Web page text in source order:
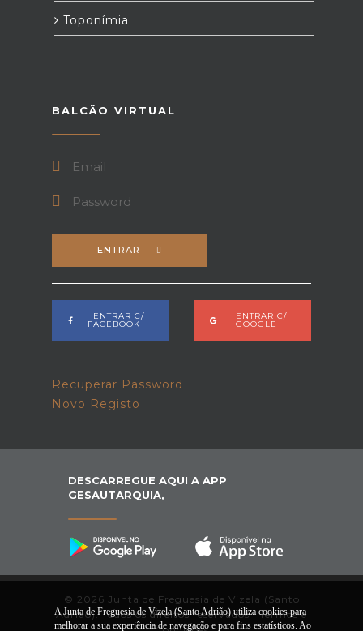
Toponímia
BALCÃO VIRTUAL
ENTRAR
ENTRAR C/
FACEBOOK
ENTRAR C/
GOOGLE
Recuperar Password
Novo Registo
DESCARREGUE AQUI A APP
GESAUTARQUIA,
© 2026 Junta de Freguesia de Vizela (Santo
Adrião). Todos os direitos reservados |Termos e
A Junta de Freguesia de Vizela (Santo Adrião) utiliza cookies para
melhorar a sua experiência de navegação e para fins estatísticos. Ao